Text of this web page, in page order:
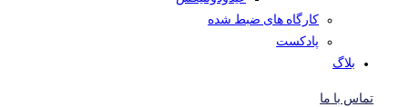
کارگاه های ضبط شده
پادکست
بلاگ
تماس با ما